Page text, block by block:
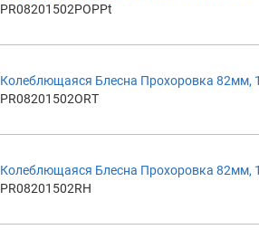
PR08201502POPPt
Колеблющаяся Блесна Прохоровка 82мм,
PR08201502ORT
Колеблющаяся Блесна Прохоровка 82мм,
PR08201502RH